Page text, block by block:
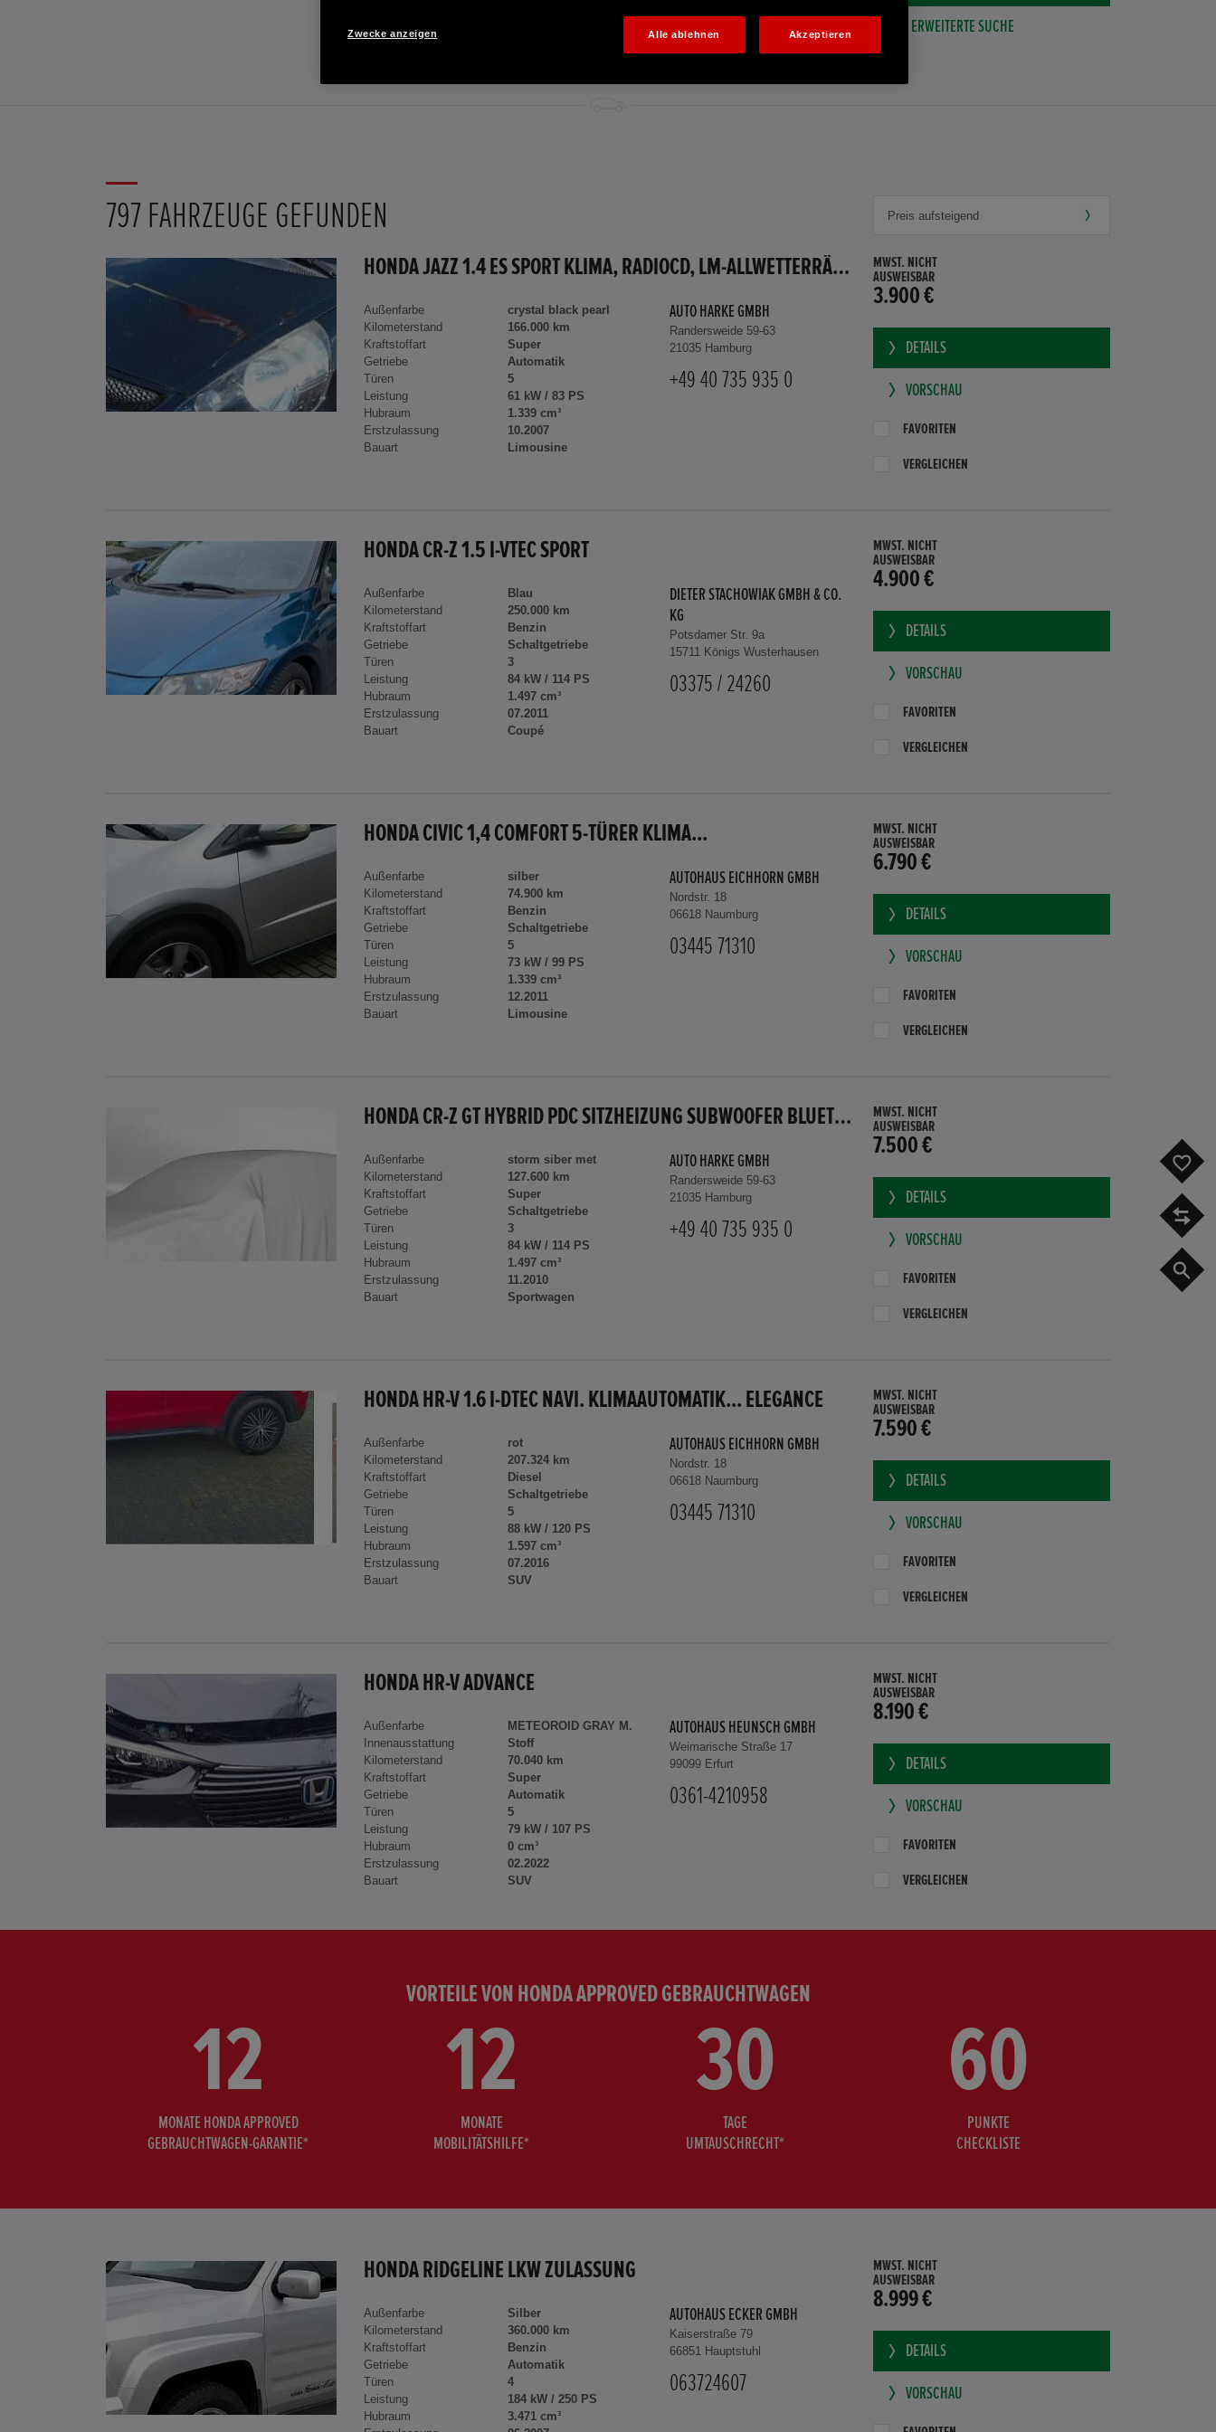
ERWEITERTE SUCHE
797 FAHRZEUGE GEFUNDEN
HONDA JAZZ 1.4 ES SPORT KLIMA, RADIOCD, LM-ALLWETTERRÄDER, PRIVACY
Außenfarbe
crystal black pearl
Kilometerstand
166.000 km
Kraftstoffart
Super
Getriebe
Automatik
Türen
5
Leistung
61 kW / 83 PS
Hubraum
1.339 cm³
Erstzulassung
10.2007
Bauart
Limousine
AUTO HARKE GMBH
Randersweide 59-63
21035 Hamburg
+49 40 735 935 0
MWST. NICHT
AUSWEISBAR
3.900 €
DETAILS
VORSCHAU
FAVORITEN
VERGLEICHEN
HONDA CR-Z 1.5 I-VTEC SPORT
Außenfarbe
Blau
Kilometerstand
250.000 km
Kraftstoffart
Benzin
Getriebe
Schaltgetriebe
Türen
3
Leistung
84 kW / 114 PS
Hubraum
1.497 cm³
Erstzulassung
07.2011
Bauart
Coupé
DIETER STACHOWIAK GMBH & CO.
KG
Potsdamer Str. 9a
15711 Königs Wusterhausen
03375 / 24260
MWST. NICHT
AUSWEISBAR
4.900 €
DETAILS
VORSCHAU
FAVORITEN
VERGLEICHEN
HONDA CIVIC 1,4 COMFORT 5-TÜRER KLIMA...
Außenfarbe
silber
Kilometerstand
74.900 km
Kraftstoffart
Benzin
Getriebe
Schaltgetriebe
Türen
5
Leistung
73 kW / 99 PS
Hubraum
1.339 cm³
Erstzulassung
12.2011
Bauart
Limousine
AUTOHAUS EICHHORN GMBH
Nordstr. 18
06618 Naumburg
03445 71310
MWST. NICHT
AUSWEISBAR
6.790 €
DETAILS
VORSCHAU
FAVORITEN
VERGLEICHEN
HONDA CR-Z GT HYBRID PDC SITZHEIZUNG SUBWOOFER BLUETOOTH
Außenfarbe
storm siber met
Kilometerstand
127.600 km
Kraftstoffart
Super
Getriebe
Schaltgetriebe
Türen
3
Leistung
84 kW / 114 PS
Hubraum
1.497 cm³
Erstzulassung
11.2010
Bauart
Sportwagen
AUTO HARKE GMBH
Randersweide 59-63
21035 Hamburg
+49 40 735 935 0
MWST. NICHT
AUSWEISBAR
7.500 €
DETAILS
VORSCHAU
FAVORITEN
VERGLEICHEN
HONDA HR-V 1.6 I-DTEC NAVI. KLIMAAUTOMATIK... ELEGANCE
Außenfarbe
rot
Kilometerstand
207.324 km
Kraftstoffart
Diesel
Getriebe
Schaltgetriebe
Türen
5
Leistung
88 kW / 120 PS
Hubraum
1.597 cm³
Erstzulassung
07.2016
Bauart
SUV
AUTOHAUS EICHHORN GMBH
Nordstr. 18
06618 Naumburg
03445 71310
MWST. NICHT
AUSWEISBAR
7.590 €
DETAILS
VORSCHAU
FAVORITEN
VERGLEICHEN
HONDA HR-V ADVANCE
Außenfarbe
METEOROID GRAY M.
Innenausstattung
Stoff
Kilometerstand
70.040 km
Kraftstoffart
Super
Getriebe
Automatik
Türen
5
Leistung
79 kW / 107 PS
Hubraum
0 cm³
Erstzulassung
02.2022
Bauart
SUV
AUTOHAUS HEUNSCH GMBH
Weimarische Straße 17
99099 Erfurt
0361-4210958
MWST. NICHT
AUSWEISBAR
8.190 €
DETAILS
VORSCHAU
FAVORITEN
VERGLEICHEN
VORTEILE VON HONDA APPROVED GEBRAUCHTWAGEN
12
MONATE HONDA APPROVED
GEBRAUCHTWAGEN-GARANTIE*
12
MONATE
MOBILITÄTSHILFE*
30
TAGE
UMTAUSCHRECHT*
60
PUNKTE
CHECKLISTE
HONDA RIDGELINE LKW ZULASSUNG
Außenfarbe
Silber
Kilometerstand
360.000 km
Kraftstoffart
Benzin
Getriebe
Automatik
Türen
4
Leistung
184 kW / 250 PS
Hubraum
3.471 cm³
AUTOHAUS ECKER GMBH
Kaiserstraße 79
66851 Hauptstuhl
063724607
MWST. NICHT
AUSWEISBAR
8.999 €
DETAILS
VORSCHAU
Zwecke anzeigen Alle ablehnen Akzeptieren